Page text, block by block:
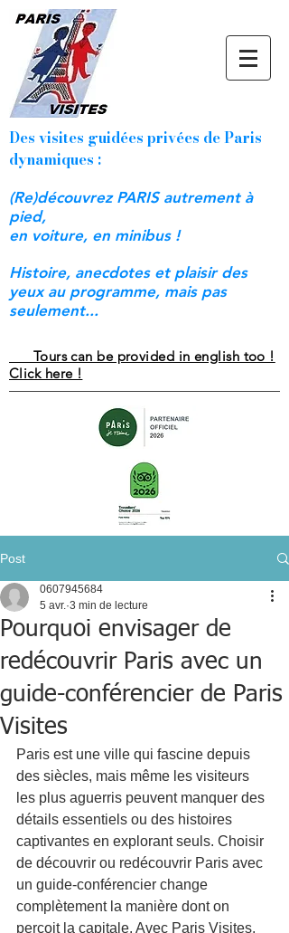
Des visites guidées privées de Paris
dynamiques :
(Re)découvrez PARIS autrement à
pied,
en voiture, en minibus !
Histoire, anecdotes et plaisir des
yeux au programme, mais pas
seulement...
Tours can be provided in english too !
Click here !
Post
Pourquoi envisager de
redécouvrir Paris avec un
guide-conférencier de Paris
Visites
0607945684
5 avr. 3 min de lecture
Paris est une ville qui fascine depuis
des siècles, mais même les visiteurs
les plus aguerris peuvent manquer des
détails essentiels ou des histoires
captivantes en explorant seuls. Choisir
de découvrir ou redécouvrir Paris avec
un guide-conférencier change
complètement la manière dont on
perçoit la capitale. Avec Paris Visites,